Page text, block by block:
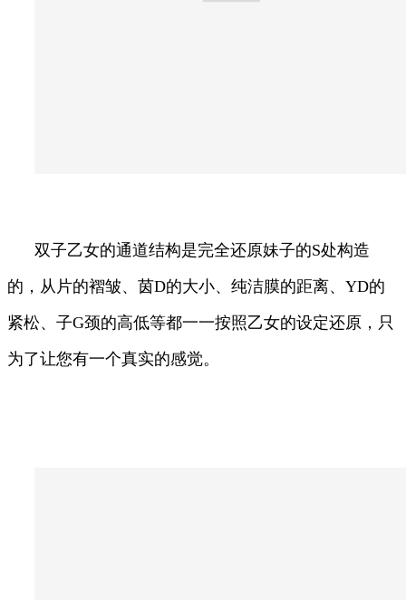
双子乙女的通道结构是完全还原妹子的S处构造
的，从片的褶皱、茵D的大小、纯洁膜的距离、YD的
紧松、子G颈的高低等都一一按照乙女的设定还原，只
为了让您有一个真实的感觉。